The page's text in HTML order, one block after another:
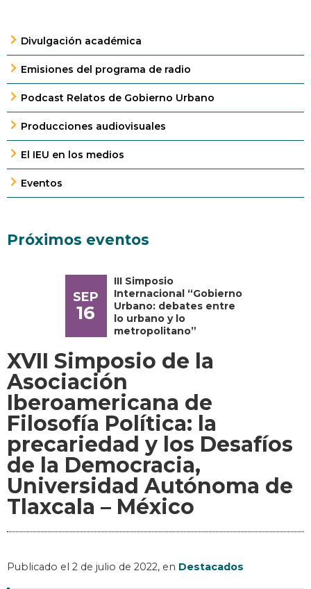
Divulgación académica
Emisiones del programa de radio
Podcast Relatos de Gobierno Urbano
Producciones audiovisuales
El IEU en los medios
Eventos
Próximos eventos
SEP
16
III Simposio
Internacional “Gobierno
Urbano: debates entre
lo urbano y lo
metropolitano”
XVII Simposio de la
Asociación
Iberoamericana de
Filosofía Política: la
precariedad y los Desafíos
de la Democracia,
Universidad Autónoma de
Tlaxcala – México
Publicado el 2 de julio de 2022, en Destacados